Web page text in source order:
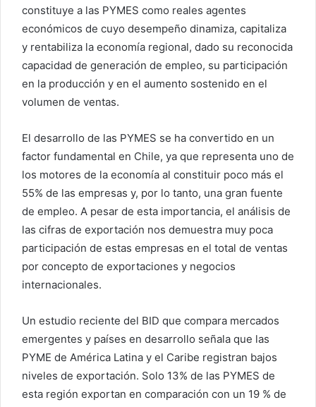
constituye a las PYMES como reales agentes
económicos de cuyo desempeño dinamiza, capitaliza
y rentabiliza la economía regional, dado su reconocida
capacidad de generación de empleo, su participación
en la producción y en el aumento sostenido en el
volumen de ventas.
El desarrollo de las PYMES se ha convertido en un
factor fundamental en Chile, ya que representa uno de
los motores de la economía al constituir poco más el
55% de las empresas y, por lo tanto, una gran fuente
de empleo. A pesar de esta importancia, el análisis de
las cifras de exportación nos demuestra muy poca
participación de estas empresas en el total de ventas
por concepto de exportaciones y negocios
internacionales.
Un estudio reciente del BID que compara mercados
emergentes y países en desarrollo señala que las
PYME de América Latina y el Caribe registran bajos
niveles de exportación. Solo 13% de las PYMES de
esta región exportan en comparación con un 19 % de